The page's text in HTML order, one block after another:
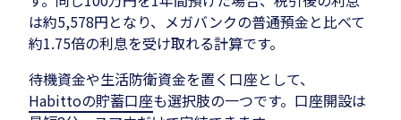
は約5,578円となり、メガバンクの普通預金と比べて
約1.75倍の利息を受け取れる計算です。
待機資金や生活防衛資金を置く口座として、
Habittoの貯蓄口座も選択肢の一つです。口座開設は